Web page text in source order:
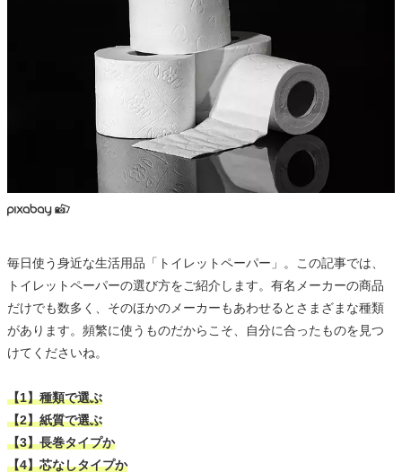
毎日使う身近な生活用品「トイレットペーパー」。この記事では、
トイレットペーパーの選び方をご紹介します。有名メーカーの商品
だけでも数多く、そのほかのメーカーもあわせるとさまざまな種類
があります。頻繁に使うものだからこそ、自分に合ったものを見つ
けてくださいね。
【1】種類で選ぶ
【2】紙質で選ぶ
【3】長巻タイプか
【4】芯なしタイプか